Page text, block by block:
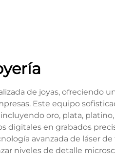
de joyas, ofreciendo
Este equipo
oro, plata,
digitales en grabados
avanzada de láser
niveles de detalle